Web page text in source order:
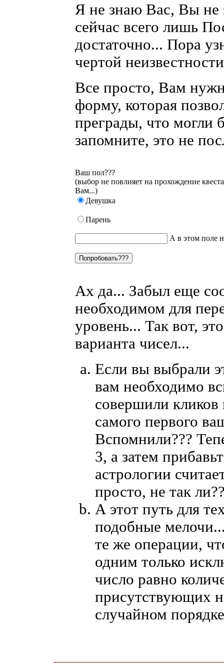
Я не знаю Вас, Вы не
сейчас всего лишь
достаточно... Пора
чертой
Все просто, Вам
форму, которая
преграды, что могли
запомните, это не
Ваш пол???
(выбор не повлияет на прохождение
Вам...)
Девушка
Парень
А в этом поле
Ах да... Забыл еще
необходимом для
уровень... Так вот,
варианта чисел...
Если вы выбрали
вам необходимо
совершили
самого первого
Вспомнили???
3, а затем
астрологии
просто, не так
А этот путь для
подобные
те же операции,
одним только
число равно
присутствующих
случайном